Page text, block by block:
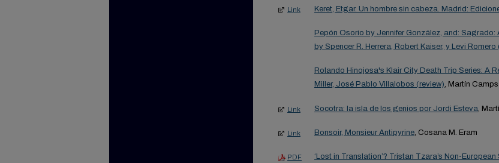
Link Keret, Etgar. Un hombre sin cabeza. Madrid:
Pepón Osorio by Jennifer González, and:
by Spencer R. Herrera, Robert Kaiser, y Levi Romero
Rolando Hinojosa's Klair City Death Trip Series: A
Miller, José Pablo Villalobos (review), Martín Camps
Link Socotra: la isla de los genios por Jordi Esteva ,
Link Bonsoir, Monsieur Antipyrine, Cosana M. Eram
PDF ‘Lost in Translation’? Tristan Tzara’s Non-European